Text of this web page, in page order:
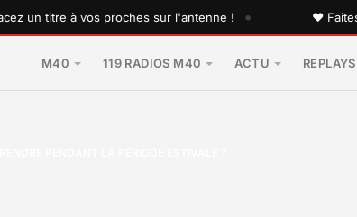
titre à vos proches sur l'antenne ! • ♥ Faites
M40 119 RADIOS M40 ACTU REPLAYS